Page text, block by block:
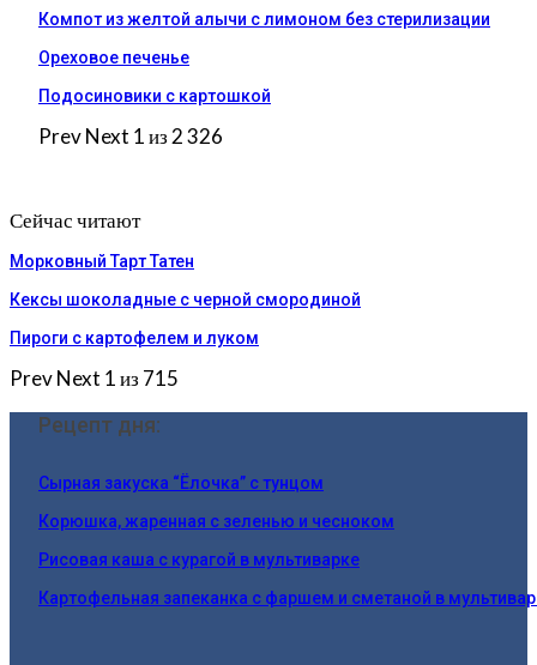
Компот из желтой алычи с лимоном без стерилизации
Ореховое печенье
Подосиновики с картошкой
PrevNext 1 из 2 326
Сейчас читают
Морковный Тарт Татен
Кексы шоколадные с черной смородиной
Пироги c картофелем и луком
PrevNext 1 из 715
Рецепт дня:
Сырная закуска “Ёлочка” с тунцом
Корюшка, жаренная с зеленью и чесноком
Рисовая каша с курагой в мультиварке
Картофельная запеканка с фаршем и сметаной в